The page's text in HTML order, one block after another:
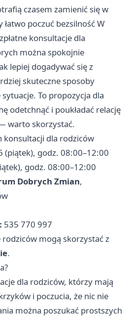
czasem zamienić się w
poczuć bezsilność W
konsultacje dla
można spokojnie
lepiej dogadywać się z
skuteczne sposoby
To propozycja dla
odetchnąć i poukładać relację
warto skorzystać.
konsultacji dla rodziców
(piątek), godz. 08:00–12:00
godz. 08:00–12:00
Dobrych Zmian,
535 770 997
rodziców mogą skorzystać z
.
dla rodziców, którzy mają
i poczucia, że nic nie
można poszukać prostszych